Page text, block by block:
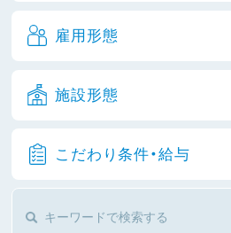
雇用形態
施設形態
こだわり条件・給与